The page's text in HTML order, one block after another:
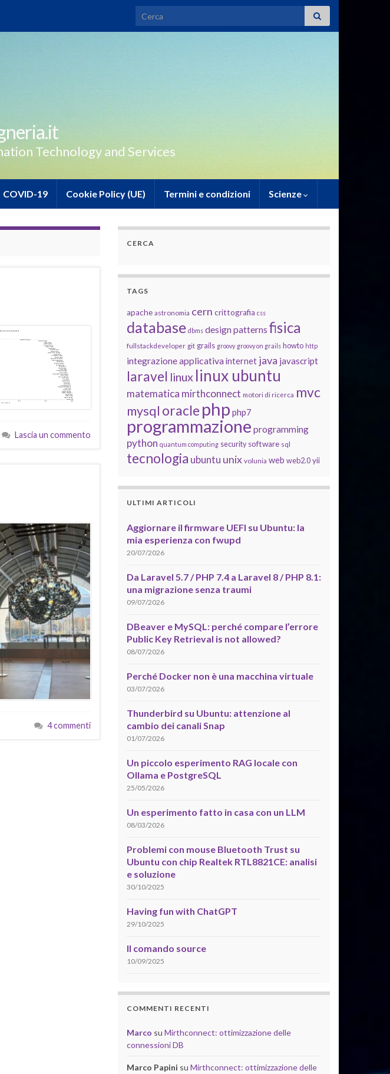
Search for:
Technology and Services
COVID-19 Cookie Policy (UE) Termini e condizioni Scienze
Lascia un commento
4 commenti
CERCA
TAGS
apache astronomia cern crittografia css
database dbms design patterns fisica
fullstackdeveloper git grails groovy groovy on grails howto http
integrazione applicativainternet java javascript
laravel linux linux ubuntu
matematica mirthconnect motori di ricerca mvc
mysql oracle php php7
programmazione programming
python quantum computing security software sql
tecnologia ubuntu unix volunia web web2.0 yii
ULTIMI ARTICOLI
Aggiornare il firmware UEFI su Ubuntu: la
mia esperienza con fwupd
20/07/2026
Da Laravel 5.7 / PHP 7.4 a Laravel 8 / PHP 8.1:
una migrazione senza traumi
09/07/2026
DBeaver e MySQL: perché compare l’errore
Public Key Retrieval is not allowed?
08/07/2026
Perché Docker non è una macchina virtuale
03/07/2026
Thunderbird su Ubuntu: attenzione al
cambio dei canali Snap
01/07/2026
Un piccolo esperimento RAG locale con
Ollama e PostgreSQL
25/05/2026
Un esperimento fatto in casa con un LLM
08/03/2026
Problemi con mouse Bluetooth Trust su
Ubuntu con chip Realtek RTL8821CE: analisi
e soluzione
30/10/2025
Having fun with ChatGPT
29/10/2025
Il comando source
10/09/2025
COMMENTI RECENTI
Marco su Mirthconnect: ottimizzazione delle
connessioni DB
Marco Papini su Mirthconnect: ottimizzazione delle